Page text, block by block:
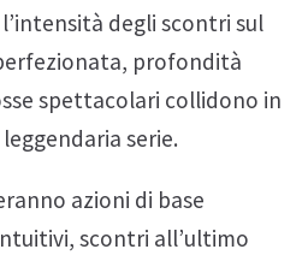
degli scontri sul
profondità
spettacolari collidono in
serie.
azioni di base
scontri all’ultimo